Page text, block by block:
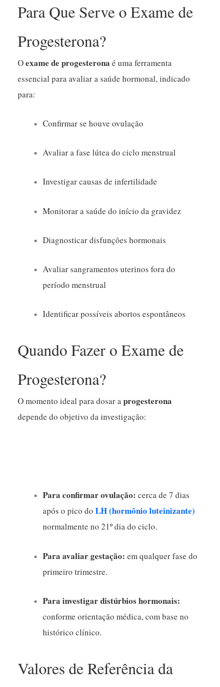
Para Que Serve o Exame de
Progesterona?
Oexame de progesterona é uma ferramenta
essencial para avaliar a saúde hormonal, indicado
para:
Confirmar se houve ovulação
Avaliar a fase lútea do ciclo menstrual
Investigar causas de infertilidade
Monitorar a saúde do início da gravidez
Diagnosticar disfunções hormonais
Avaliar sangramentos uterinos fora do
período menstrual
Identificar possíveis abortos espontâneos
Quando Fazer o Exame de
Progesterona?
O momento ideal para dosar aprogesterona
depende do objetivo da investigação:
Para confirmar ovulação: cerca de 7 dias
após o pico doLH (hormônio luteinizante)
normalmente no 21º dia do ciclo.
Para avaliar gestação: em qualquer fase do
primeiro trimestre.
Para investigar distúrbios hormonais:
conforme orientação médica, com base no
histórico clínico.
Valores de Referência da